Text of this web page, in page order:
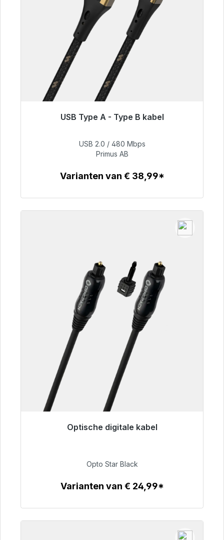
USB Type A - Type B kabel
Klaar voor onmiddellijke verzending, levertijd
€ 76,99
USB 2.0 / 480 Mbps
Primus AB
Varianten van € 38,99*
Optische digitale kabel
Klaar voor onmiddellijke verzending, levertijd
€ 93,00
Opto Star Black
Varianten van € 24,99*